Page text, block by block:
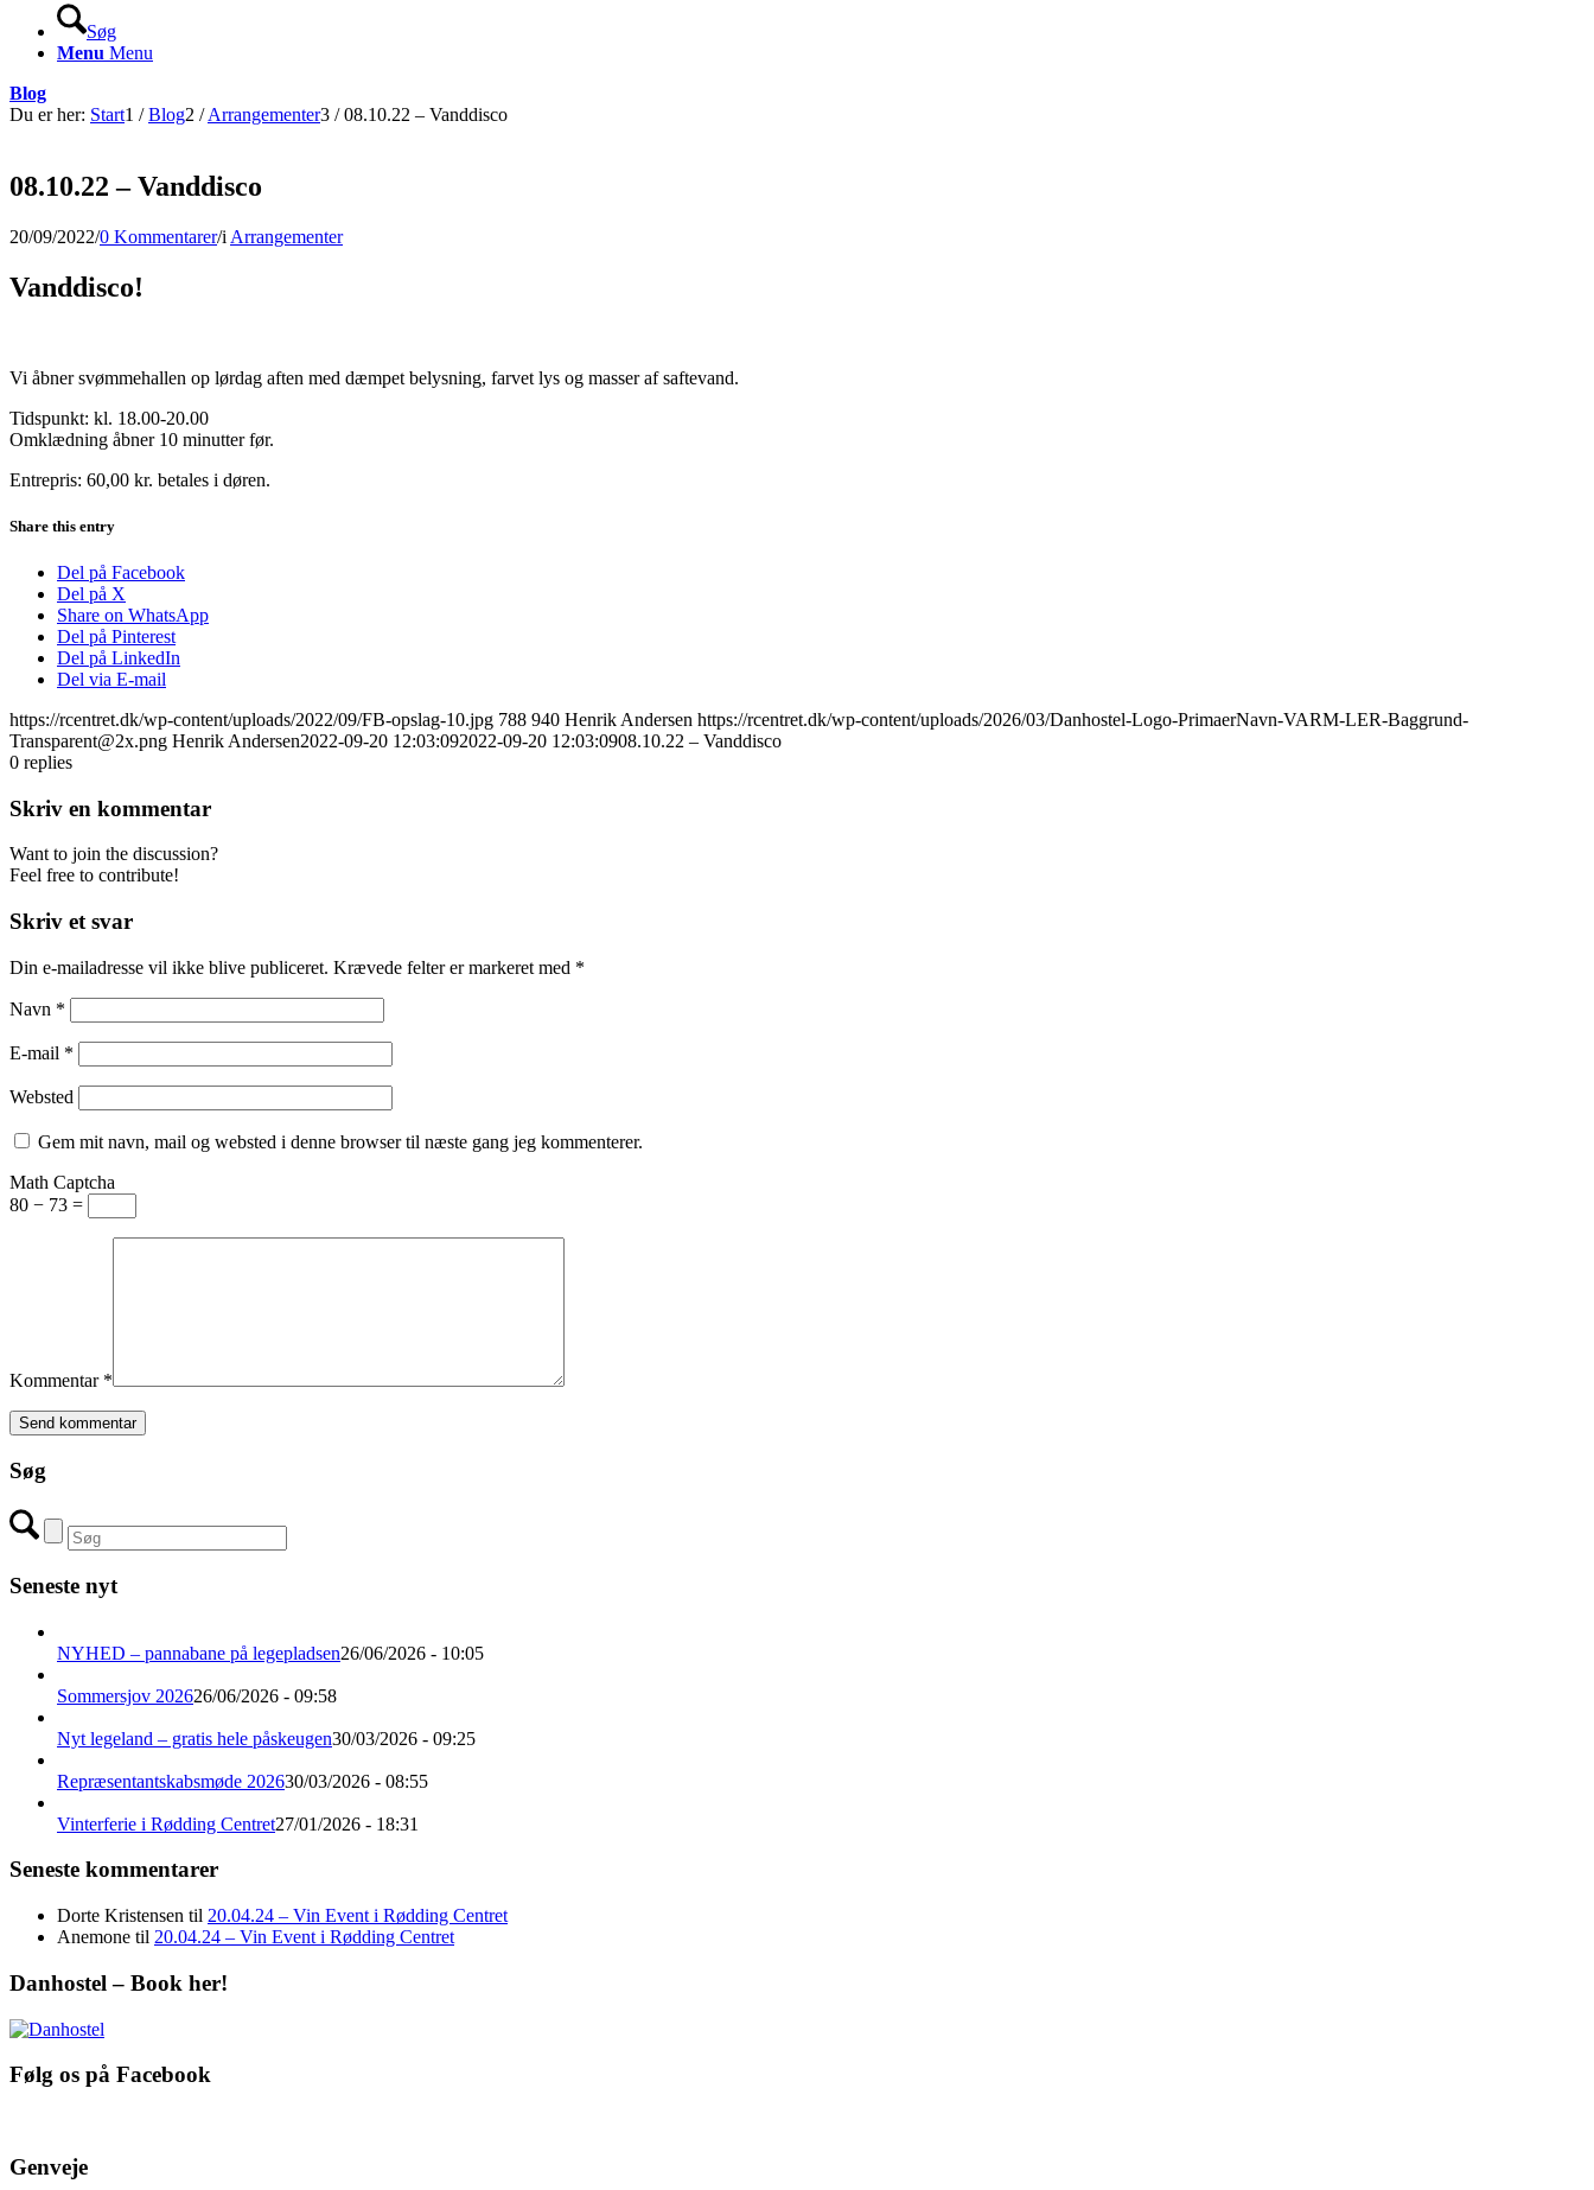
Søg
Menu Menu
Blog
Du er her: Start1 / Blog2 / Arrangementer3 / 08.10.22 – Vanddisco
08.10.22 – Vanddisco
20/09/2022/0 Kommentarer/i Arrangementer
Vanddisco!
Vi åbner svømmehallen op lørdag aften med dæmpet belysning, farvet lys og masser af saftevand.
Tidspunkt: kl. 18.00-20.00
Omklædning åbner 10 minutter før.
Entrepris: 60,00 kr. betales i døren.
Share this entry
Del på Facebook
Del på X
Share on WhatsApp
Del på Pinterest
Del på LinkedIn
Del via E-mail
https://rcentret.dk/wp-content/uploads/2022/09/FB-opslag-10.jpg 788 940 Henrik Andersen https://rcentret.dk/wp-content/uploads/2026/03/Danhostel-Logo-PrimaerNavn-VARM-LER-Baggrund-
Transparent@2x.png Henrik Andersen2022-09-20 12:03:092022-09-20 12:03:0908.10.22 – Vanddisco
0 replies
Skriv en kommentar
Want to join the discussion?
Feel free to contribute!
Skriv et svar
Din e-mailadresse vil ikke blive publiceret. Krævede felter er markeret med *
Navn *
E-mail *
Websted
Gem mit navn, mail og websted i denne browser til næste gang jeg kommenterer.
Math Captcha
80 − 73 =
Kommentar *
Søg
Seneste nyt
NYHED – pannabane på legepladsen26/06/2026 - 10:05
Sommersjov 202626/06/2026 - 09:58
Nyt legeland – gratis hele påskeugen30/03/2026 - 09:25
Repræsentantskabsmøde 202630/03/2026 - 08:55
Vinterferie i Rødding Centret27/01/2026 - 18:31
Seneste kommentarer
Dorte Kristensen til 20.04.24 – Vin Event i Rødding Centret
Anemone til 20.04.24 – Vin Event i Rødding Centret
Danhostel – Book her!
Følg os på Facebook
Genveje